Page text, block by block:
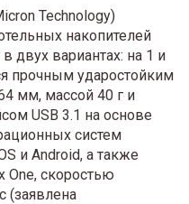
Technology)
накопителей
двух вариантах: на 1 и
прочным ударостойким
мм, массой 40 г и
USB 3.1 на основе
систем
и Android, а также
One, скоростью
(заявлена